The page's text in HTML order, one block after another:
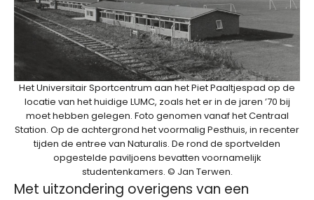
Het Universitair Sportcentrum aan het Piet Paaltjespad op de
locatie van het huidige LUMC, zoals het er in de jaren ’70 bij
moet hebben gelegen. Foto genomen vanaf het Centraal
Station. Op de achtergrond het voormalig Pesthuis, in recenter
tijden de entree van Naturalis. De rond de sportvelden
opgestelde paviljoens bevatten voornamelijk
studentenkamers. © Jan Terwen.
Met uitzondering overigens van een